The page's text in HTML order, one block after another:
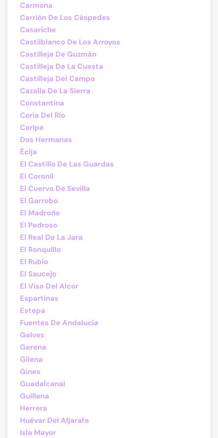
Carmona
Carrión De Los Céspedes
Casariche
Castilblanco De Los Arroyos
Castilleja De Guzmán
Castilleja De La Cuesta
Castilleja Del Campo
Cazalla De La Sierra
Constantina
Coria Del Río
Coripe
Dos Hermanas
Écija
El Castillo De Las Guardas
El Coronil
El Cuervo De Sevilla
El Garrobo
El Madroño
El Pedroso
El Real De La Jara
El Ronquillo
El Rubio
El Saucejo
El Viso Del Alcor
Espartinas
Estepa
Fuentes De Andalucía
Gelves
Gerena
Gilena
Gines
Guadalcanal
Guillena
Herrera
Huévar Del Aljarafe
Isla Mayor